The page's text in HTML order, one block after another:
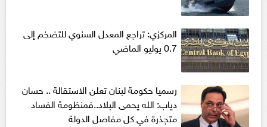
المركزي: تراجع المعدل السنوي للتضخم إلى
0.7 يوليو الماضي
رسميا حكومة لبنان تعلن الاستقالة .. حسان
دياب: الله يحمى البلاد..فمنظومة الفساد
متجذرة في كل مفاصل الدولة